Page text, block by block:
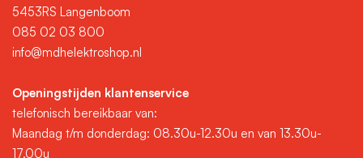
5453RS Langenboom
085 02 03 800
info@mdhelektroshop.nl
Openingstijden klantenservice
telefonisch bereikbaar van:
Maandag t/m donderdag: 08.30u-12.30u en van 13.30u-
17.00u